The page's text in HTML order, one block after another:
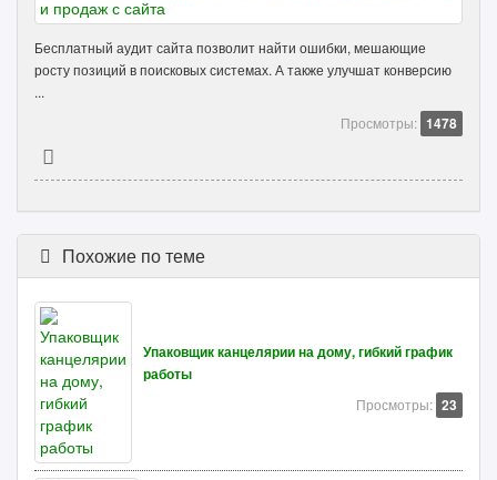
Бесплатный аудит сайта позволит найти ошибки, мешающие
росту позиций в поисковых системах. А также улучшат конверсию
...
Просмотры: 1478
Похожие по теме
Упаковщик канцелярии на дому, гибкий график
работы
Просмотры: 23